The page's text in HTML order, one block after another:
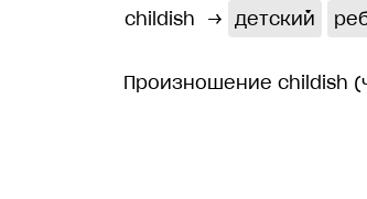
childish → детский
Произношение childish